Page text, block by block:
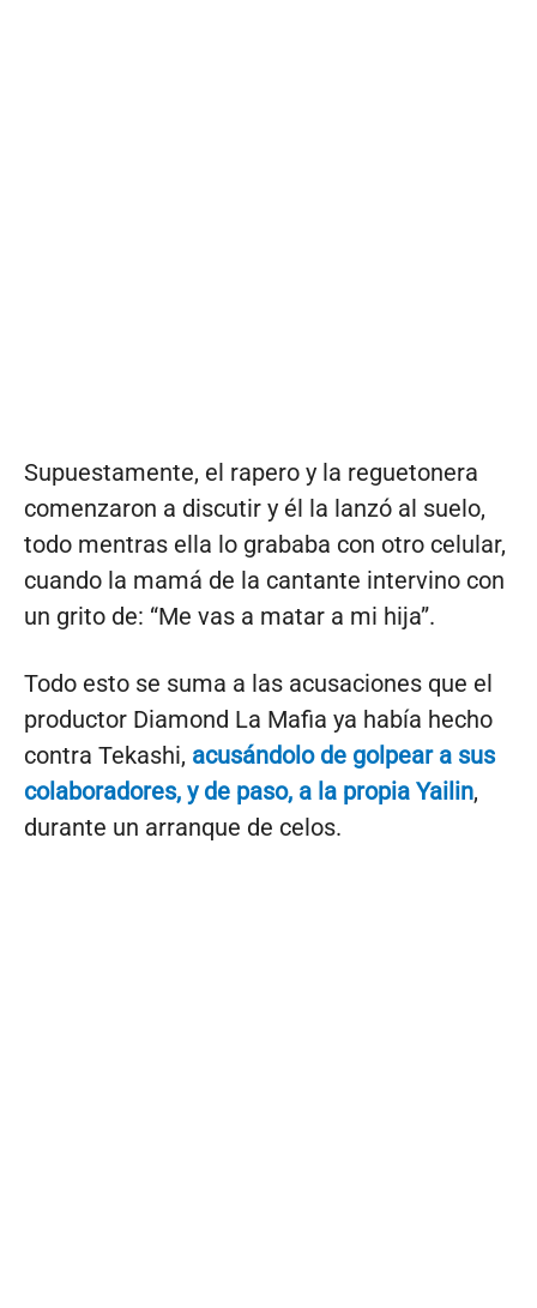
Supuestamente, el rapero y la reguetonera
comenzaron a discutir y él la lanzó al suelo,
todo mentras ella lo grababa con otro celular,
cuando la mamá de la cantante intervino con
un grito de: “Me vas a matar a mi hija”.
Todo esto se suma a las acusaciones que el
productor Diamond La Mafia ya había hecho
contra Tekashi, acusándolo de golpear a sus
colaboradores, y de paso, a la propia Yailin,
durante un arranque de celos.